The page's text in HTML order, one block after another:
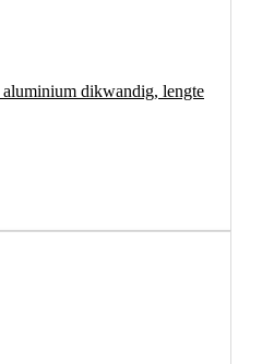
dikwandig, lengte